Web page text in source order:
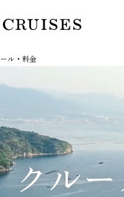
ル・料金
クル